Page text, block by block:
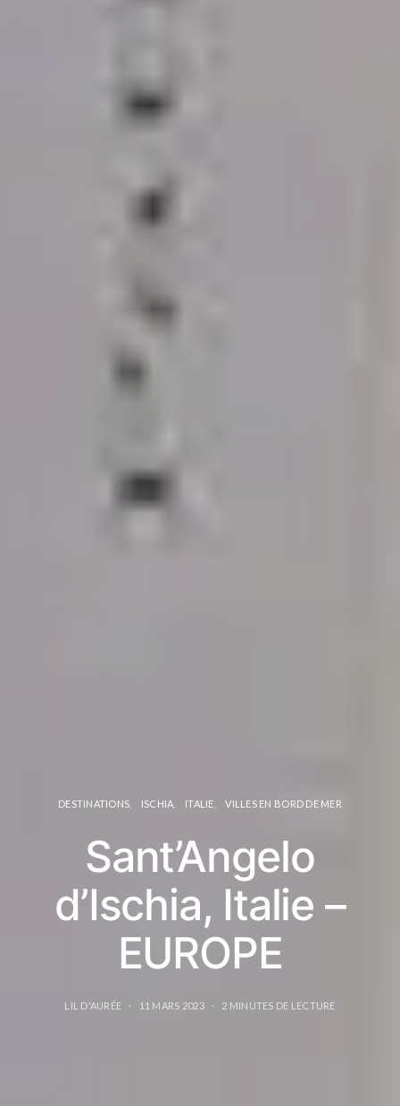
DESTINATIONS ISCHIA ITALIE VILLES EN BORD DE MER
Sant’Angelo
d’Ischia, Italie –
EUROPE
LIL D'AURÉE 11 MARS 2023 2 MINUTES DE LECTURE